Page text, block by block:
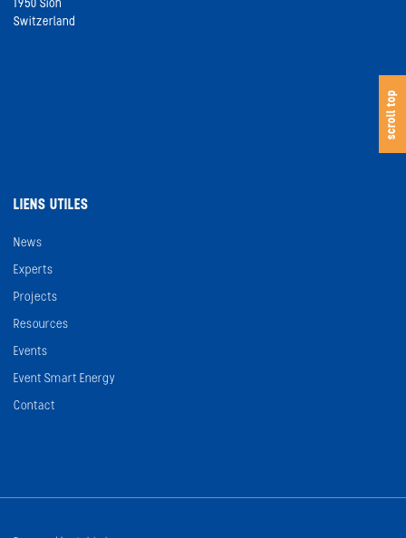
1950 Sion
Switzerland
LIENS UTILES
News
Experts
Projects
Resources
Events
Event Smart Energy
Contact
scroll tops
c
o
l
l
t
o